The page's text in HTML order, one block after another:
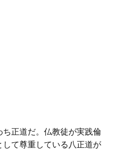
ち正道だ。仏教徒が実践倫
して尊重している八正道が